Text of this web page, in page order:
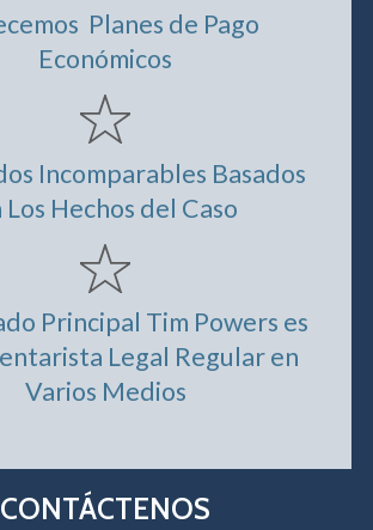
Planes de Pago
Económicos
Incomparables Basados
Los Hechos del Caso
Principal Tim Powers es
Legal Regular en
Varios Medios
CONTÁCTENOS